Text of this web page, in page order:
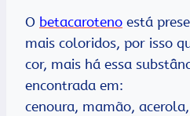
O betacaroteno está
mais coloridos, por isso
cor, mais há essa
encontrada em:
cenoura, mamão,